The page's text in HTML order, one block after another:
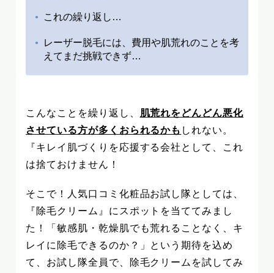
これの繰り返し…
レーザー脱毛には、費用や肌荒れのことを考
えてまだ挑戦できず…
こんなことを繰り返し、 肌荒れをどんどん悪化
させている方が多くおられるかも しれない。
『キレイ肌づくりを応援する会社として、これ
は捨ておけません！
そこで！人気口コミ化粧品お試し隊としては、
『除毛クリーム』にスポットを当ててみまし
た！「敏感肌・乾燥肌でも荒れることなく、キ
レイに除毛できるのか？」という期待を込め
て、お試し隊全員で、除毛クリームを試してみ